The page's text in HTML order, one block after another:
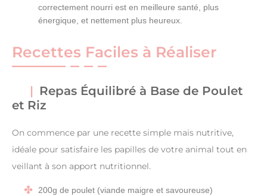
correctement nourri est en meilleure santé, plus
énergique, et nettement plus heureux.
Recettes Faciles à Réaliser
Repas Équilibré à Base de Poulet
et Riz
On commence par une recette simple mais nutritive,
idéale pour satisfaire les papilles de votre animal tout en
veillant à son apport nutritionnel.
200g de poulet (viande maigre et savoureuse)